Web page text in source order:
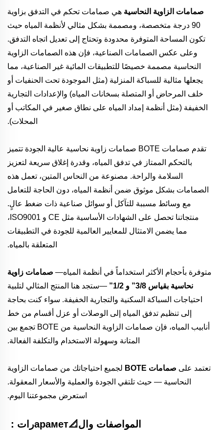
صمامات الزاوية النحاسية هي صمامات تحكم في التدفق بزاوية
90 درجة متخصصة، ومصممة بشكل مثالي لأنظمة المياه حيث
تكون المساحة المتوفرة محدودة وتحتاج إلى تعديل اتجاه التدفق.
وعلى عكس الصمامات الصناعية، فإن هذه الصمامات الزاوية
النحاسية مصممة خصيصًا للتطبيقات المائية غير الصناعية، مما
يجعلها مثالية للسباكة المنزلية (مثل الموجودة تحت الحنفيات أو
خلف المرحاض أو المتصلة بسخانات المياه) والإعدادات التجارية
الخفيفة (مثل أنظمة إمداد المياه على نطاق صغير في المكاتب أو
المحلات).
تقدم صمامات BOTE صمامات زاوية نحاسية عالية الجودة تتميز
بالتحكم الممتاز في تدفق المياه، وقدرة إغلاق سريعة لتعزيز
السلامة والراحة. مصنوعة من النحاس المتين، تعمل هذه
الصمامات بشكل موثوق ضمن أنظمة المياه، دون الحاجة للتعامل
مع وسائط مسببة للتآكل أو سوائل صناعية ذات ضغط عالٍ.
منتجاتنا تحصل على الشهادات الأساسية مثل CE و ISO9001،
مما يضمن الامتثال للمعايير العالمية للجودة في التطبيقات
المتعلقة بالمياه.
متوفرة بأحجام الأكثر استخداماً في أنظمة المياه— صمامات زاوية
نحاسية بقياس 3/8” و 1/2”
—ستجد هنا المنتج المثالي لتلبية
احتياجات السباكة السكنية والتجارية الخفيفة. سواء كنت بحاجة
إلى تنظيم تدفق المياه إلى الوصلات أو عزل أقسام من خط
أنابيب المياه، فإن صمامات الزاوية النحاسية من BOTE تجمع بين
المتانة وسهولة الاستخدام والتكلفة الفعالة.
تعتمد على صمامات BOTE
لجميع احتياجاتك من صمامات الزاوية
النحاسية — حيث تلتقي الجودة والعملية والأسعار المعقولة.
استعرض مجموعتنا اليوم.
المواصفات وال📐араметرات：